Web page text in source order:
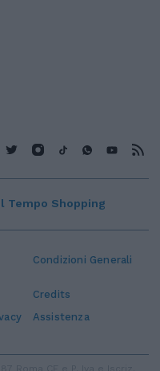
Condizioni Generali
Credits
Assistenza
Tempo Shopping